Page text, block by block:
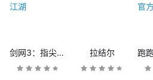
剑网3：指尖江湖 拉结尔